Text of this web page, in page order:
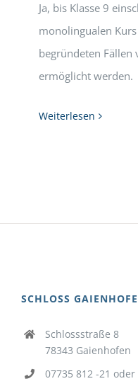
Ja, bis Klasse 9
monolingualen
begründeten Fällen
ermöglicht werden.
Weiterlesen
SCHLOSS
Schlossstraße 8
78343 Gaienhofen
07735 812 -21 oder